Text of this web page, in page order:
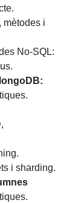
mètodes i
No-SQL:
i sharding.